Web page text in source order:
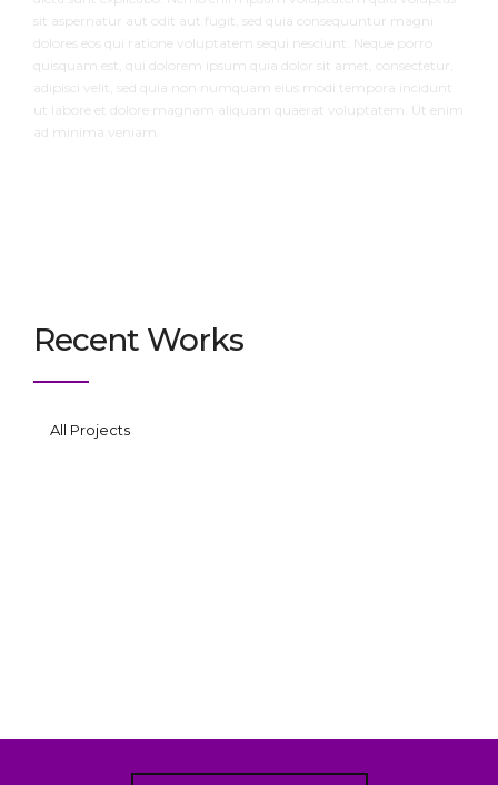
sit aspernatur aut odit aut fugit, sed quia consequuntur magni
dolores eos qui ratione voluptatem sequi nesciunt. Neque porro
quisquam est, qui dolorem ipsum quia dolor sit amet, consectetur,
adipisci velit, sed quia non numquam eius modi tempora incidunt
ut labore et dolore magnam aliquam quaerat voluptatem. Ut enim
ad minima veniam.
Recent Works
All Projects